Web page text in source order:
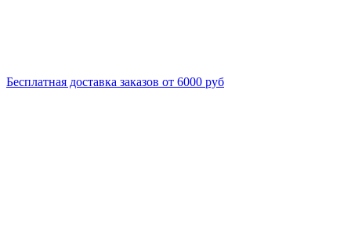
Бесплатная доставка заказов от 6000 руб